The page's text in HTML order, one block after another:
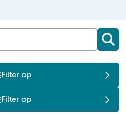
Filter op
Filter op